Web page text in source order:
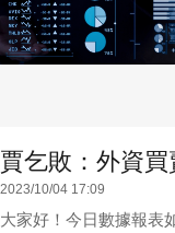
賈乞敗：外資
2023/10/04 17:09
大家好！今日數據報表